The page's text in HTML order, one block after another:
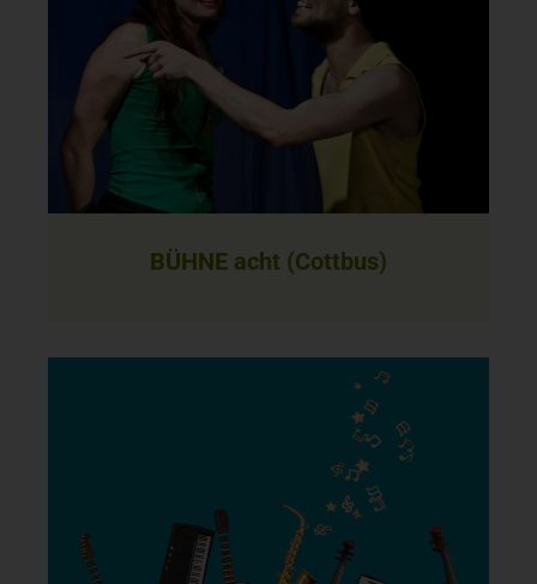
BÜHNE acht (Cottbus)